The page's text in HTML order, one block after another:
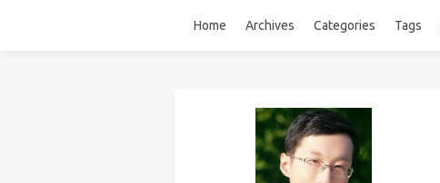
Home Archives Categories Tags